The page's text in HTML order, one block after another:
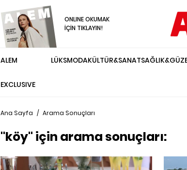
ONLINE OKUMAK
İÇİN TIKLAYIN!
ALEM
EXCLUSIVE
LÜKSMODAKÜLTÜR&SANAT
Ana Sayfa / Arama Sonuçları
"köy" için arama sonuçları: